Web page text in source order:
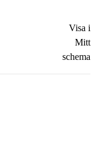
Visa i
Mitt
schema